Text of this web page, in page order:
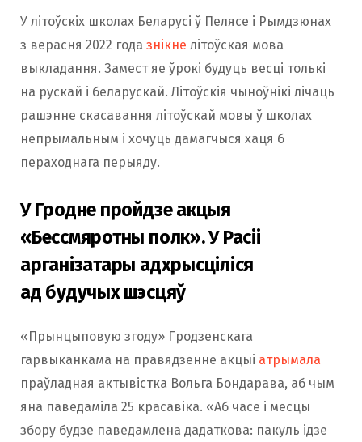
У літоўскіх школах Беларусі ў Пелясе і Рымдзюнах
з верасня 2022 года знікне літоўская мова
выкладання. Замест яе ўрокі будуць весці толькі
на рускай і беларускай. Літоўскія чыноўнікі лічаць
рашэнне скасавання літоўскай мовы ў школах
непрымальным і хочуць дамагчыся хаця б
пераходнага перыяду.
У Гродне пройдзе акцыя
«Бессмяротны полк». У Расіі
арганізатары адхрысціліся
ад будучых шэсцяў
«Прынцыповую згоду» Гродзенскага
гарвыканкама на правядзенне акцыі атрымала
праўладная актывістка Вольга Бондарава, аб чым
яна паведаміла 25 красавіка. «Аб часе і месцы
збору будзе паведамлена дадаткова: пакуль ідзе